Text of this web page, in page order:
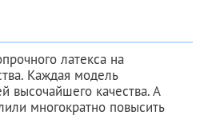
латекса на
Каждая модель
высочайшего качества. А
многократно повысить